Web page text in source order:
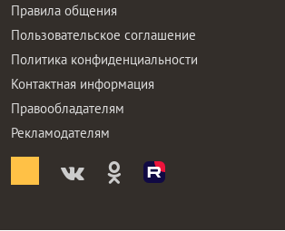
Правила общения
Пользовательское соглашение
Политика конфиденциальности
Контактная информация
Правообладателям
Рекламодателям